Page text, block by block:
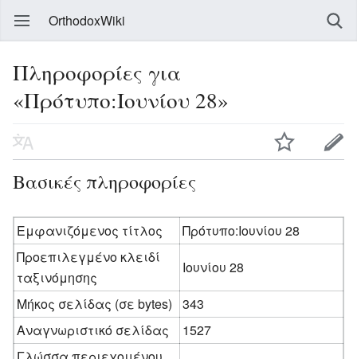
OrthodoxWiki
Πληροφορίες για
«Πρότυπο:Ιουνίου 28»
Βασικές πληροφορίες
Εμφανιζόμενος τίτλος
Πρότυπο:Ιουνίου 28
Προεπιλεγμένο κλειδί
ταξινόμησης
Ιουνίου 28
Μήκος σελίδας (σε bytes)
343
Αναγνωριστικό σελίδας
1527